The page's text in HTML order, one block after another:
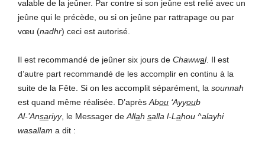
valable de la jeûner. Par contre si son jeûne est relié avec un
jeûne qui le précède, ou si on jeûne par rattrapage ou par
vœu (nadhr) ceci est autorisé.
Il est recommandé de jeûner six jours de Chawwal. Il est
d’autre part recommandé de les accomplir en continu à la
suite de la Fête. Si on les accomplit séparément, la sounnah
est quand même réalisée. D’après Abou ‘Ayyoub
Al-’Ansariyy, le Messager de Allah salla l-L ahou ^alayhi
wasallam a dit :